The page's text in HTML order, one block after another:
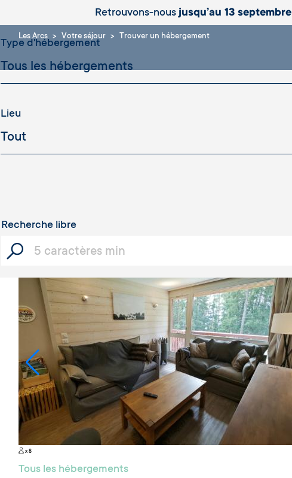
Retrouvons-nousjusqu’au 13 septembre
Les Arcs Votre séjour Trouver un hébergement
Type d'hébergement
Lieu
Recherche libre
Capacité
x 8
Tous les hébergements